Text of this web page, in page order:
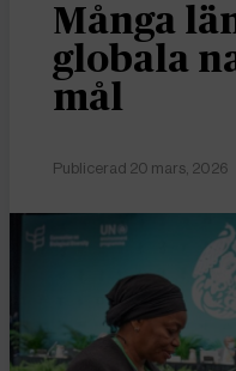
Många
globala
mål
Publicerad 20 mars, 2026